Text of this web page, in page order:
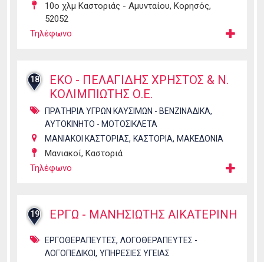
10ο χλμ Καστοριάς - Αμυνταίου, Κορησός,
52052
Τηλέφωνο
18
ΕΚΟ - ΠΕΛΑΓΙΔΗΣ ΧΡΗΣΤΟΣ & Ν.
ΚΟΛΙΜΠΙΩΤΗΣ Ο.Ε.
ΠΡΑΤΗΡΙΑ ΥΓΡΩΝ ΚΑΥΣΙΜΩΝ - ΒΕΝΖΙΝΑΔΙΚΑ,
ΑΥΤΟΚΙΝΗΤΟ - ΜΟΤΟΣΙΚΛΕΤΑ
ΜΑΝΙΑΚΟΙ ΚΑΣΤΟΡΙΑΣ, ΚΑΣΤΟΡΙΑ, ΜΑΚΕΔΟΝΙΑ
Μανιακοί, Καστοριά
Τηλέφωνο
19 ΕΡΓΩ - ΜΑΝΗΣΙΩΤΗΣ ΑΙΚΑΤΕΡΙΝΗ
ΕΡΓΟΘΕΡΑΠΕΥΤΕΣ, ΛΟΓΟΘΕΡΑΠΕΥΤΕΣ -
ΛΟΓΟΠΕΔΙΚΟΙ , ΥΠΗΡΕΣΙΕΣ ΥΓΕΙΑΣ